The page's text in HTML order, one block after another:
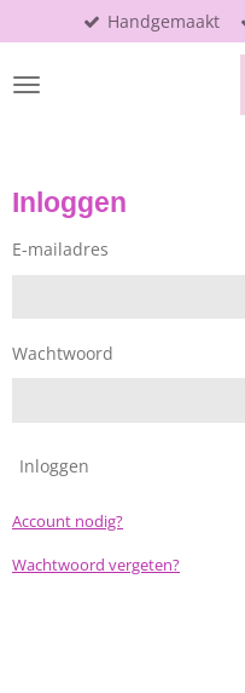
direct
naar
de
Handgemaakt
Inloggen
E-mailadres
Wachtwoord
Inloggen
Account nodig?
Wachtwoord vergeten?